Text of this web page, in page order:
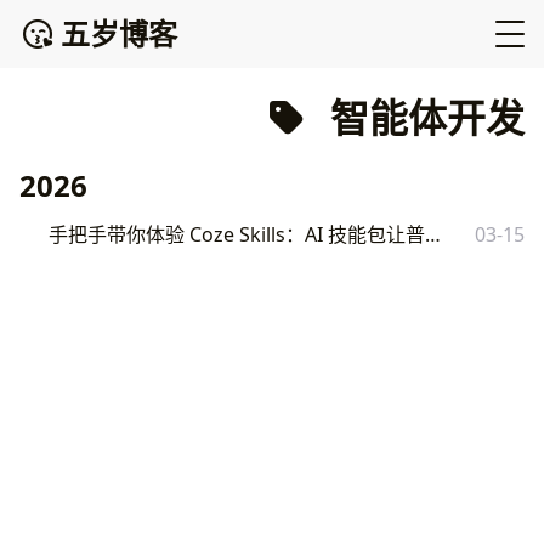
五岁博客
智能体开发
2026
手把手带你体验 Coze Skills：AI 技能包让普通人也能玩转智能体开发 03-15